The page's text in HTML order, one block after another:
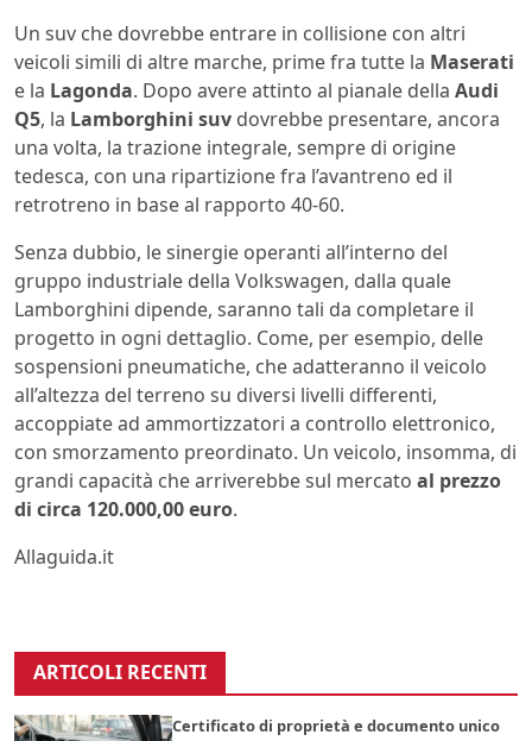
Un suv che dovrebbe entrare in collisione con altri
veicoli simili di altre marche, prime fra tutte la Maserati
e la Lagonda. Dopo avere attinto al pianale della Audi
Q5, la Lamborghini suv dovrebbe presentare, ancora
una volta, la trazione integrale, sempre di origine
tedesca, con una ripartizione fra l’avantreno ed il
retrotreno in base al rapporto 40-60.
Senza dubbio, le sinergie operanti all’interno del
gruppo industriale della Volkswagen, dalla quale
Lamborghini dipende, saranno tali da completare il
progetto in ogni dettaglio. Come, per esempio, delle
sospensioni pneumatiche, che adatteranno il veicolo
all’altezza del terreno su diversi livelli differenti,
accoppiate ad ammortizzatori a controllo elettronico,
con smorzamento preordinato. Un veicolo, insomma, di
grandi capacità che arriverebbe sul mercato al prezzo
di circa 120.000,00 euro.
Allaguida.it
ARTICOLI RECENTI
Certificato di proprietà e documento unico